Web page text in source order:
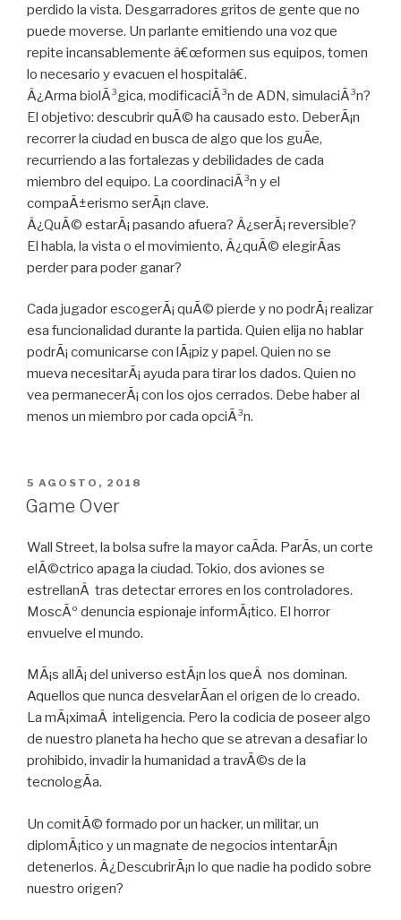
perdido la vista. Desgarradores gritos de gente que no
puede moverse. Un parlante emitiendo una voz que
repite incansablemente â€œformen sus equipos, tomen
lo necesario y evacuen el hospitalâ€.
Â¿Arma biolÃ³gica, modificaciÃ³n de ADN, simulaciÃ³n?
El objetivo: descubrir quÃ© ha causado esto. DeberÃ¡n
recorrer la ciudad en busca de algo que los guÃ­e,
recurriendo a las fortalezas y debilidades de cada
miembro del equipo. La coordinaciÃ³n y el
compaÃ±erismo serÃ¡n clave.
Â¿QuÃ© estarÃ¡ pasando afuera? Â¿serÃ¡ reversible?
El habla, la vista o el movimiento, Â¿quÃ© elegirÃ­as
perder para poder ganar?
Cada jugador escogerÃ¡ quÃ© pierde y no podrÃ¡ realizar
esa funcionalidad durante la partida. Quien elija no hablar
podrÃ¡ comunicarse con lÃ¡piz y papel. Quien no se
mueva necesitarÃ¡ ayuda para tirar los dados. Quien no
vea permanecerÃ¡ con los ojos cerrados. Debe haber al
menos un miembro por cada opciÃ³n.
PUBLICADO
EN
5 AGOSTO, 2018
Game Over
Wall Street, la bolsa sufre la mayor caÃ­da. ParÃ­s, un corte
elÃ©ctrico apaga la ciudad. Tokio, dos aviones se
estrellanÂ tras detectar errores en los controladores.
MoscÃº denuncia espionaje informÃ¡tico. El horror
envuelve el mundo.
MÃ¡s allÃ¡ del universo estÃ¡n los queÂ nos dominan.
Aquellos que nunca desvelarÃ­an el origen de lo creado.
La mÃ¡ximaÂ inteligencia. Pero la codicia de poseer algo
de nuestro planeta ha hecho que se atrevan a desafiar lo
prohibido, invadir la humanidad a travÃ©s de la
tecnologÃ­a.
Un comitÃ© formado por un hacker, un militar, un
diplomÃ¡tico y un magnate de negocios intentarÃ¡n
detenerlos. Â¿DescubrirÃ¡n lo que nadie ha podido sobre
nuestro origen?